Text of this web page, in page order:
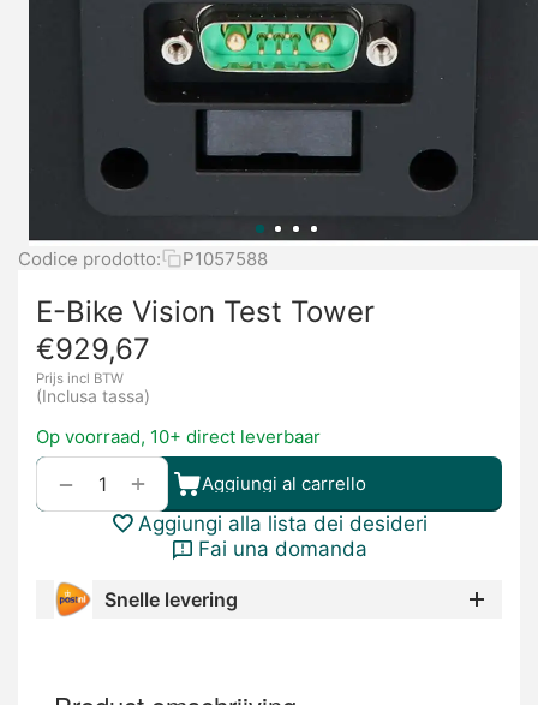
Codice prodotto: P1057588
E-Bike Vision Test Tower
€929,67
Prijs incl BTW
(Inclusa tassa)
Op voorraad, 10+ direct leverbaar
+
− Aggiungi al carrello
Aggiungi alla lista dei desideri
Fai una domanda
Snelle levering